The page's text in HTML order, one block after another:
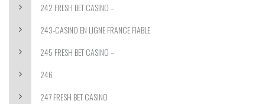
242 FRESH BET CASINO –
243-CASINO EN LIGNE FRANCE FIABLE
245 FRESH BET CASINO –
246
247 FRESH BET CASINO